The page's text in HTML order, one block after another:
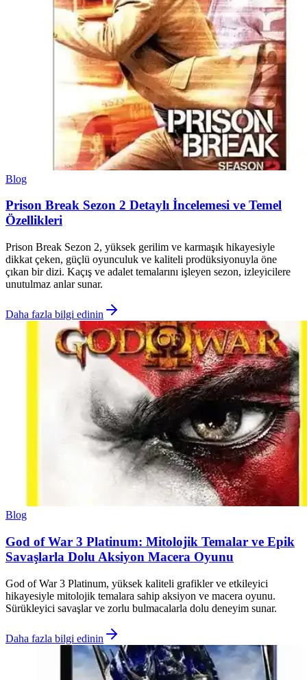
Blog
Prison Break Sezon 2 Detaylı İncelemesi ve Temel
Özellikleri
Prison Break Sezon 2, yüksek gerilim ve karmaşık hikayesiyle
dikkat çeken, güçlü oyunculuk ve kaliteli prodüksiyonuyla öne
çıkan bir dizi. Kaçış ve adalet temalarını işleyen sezon, izleyicilere
unutulmaz anlar sunar.
Daha fazla bilgi edinin
Blog
God of War 3 Platinum: Mitolojik Temalar ve Epik
Savaşlarla Dolu Aksiyon Macera Oyunu
God of War 3 Platinum, yüksek kaliteli grafikler ve etkileyici
hikayesiyle mitolojik temalara sahip aksiyon ve macera oyunu.
Sürükleyici savaşlar ve zorlu bulmacalarla dolu deneyim sunar.
Daha fazla bilgi edinin